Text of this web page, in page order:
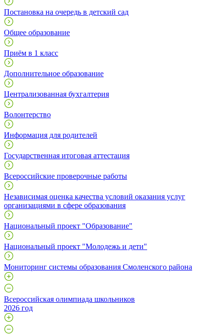
Постановка на очередь в детский сад
Общее образование
Приём в 1 класс
Дополнительное образование
Централизованная бухгалтерия
Волонтерство
Информация для родителей
Государственная итоговая аттестация
Всероссийские проверочные работы
Независимая оценка качества условий оказания услуг
организациями в сфере образования
Национальный проект "Образование"
Национальный проект "Молодежь и дети"
Мониторинг системы образования Смоленского района
Всероссийская олимпиада школьников
2026 год